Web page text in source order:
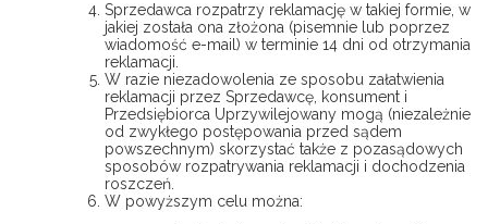
Sprzedawca rozpatrzy reklamację w takiej formie, w
jakiej została ona złożona (pisemnie lub poprzez
wiadomość e-mail) w terminie 14 dni od otrzymania
reklamacji.
W razie niezadowolenia ze sposobu załatwienia
reklamacji przez Sprzedawcę, konsument i
Przedsiębiorca Uprzywilejowany mogą (niezależnie
od zwykłego postępowania przed sądem
powszechnym) skorzystać także z pozasądowych
sposobów rozpatrywania reklamacji i dochodzenia
roszczeń.
W powyższym celu można: